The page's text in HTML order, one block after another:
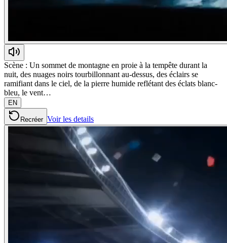
Scène : Un sommet de montagne en proie à la tempête durant la
nuit, des nuages noirs tourbillonnant au-dessus, des éclairs se
ramifiant dans le ciel, de la pierre humide reflétant des éclats blanc-
bleu, le vent…
EN
Recréer Voir les details